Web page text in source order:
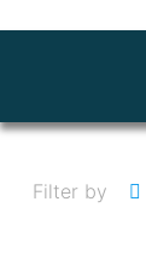
Filter by